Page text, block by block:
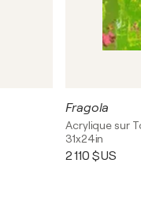
Fragola
Acrylique sur
31x24in
2 110 $US